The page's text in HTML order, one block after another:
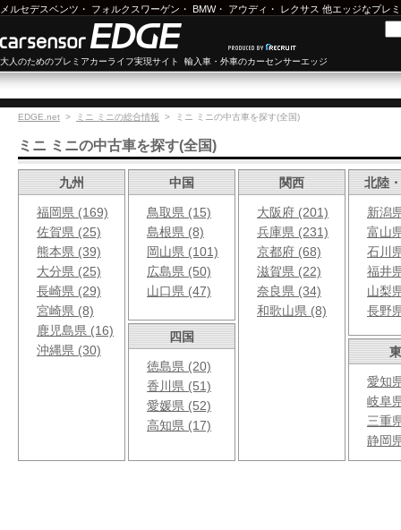
メルセデスベンツ ・ フォルクスワーゲン ・ BMW・ アウディ ・ レクサス 他エッジなプレ
大人のためのプレミアカーライフ実現サイト 輸入車・外車のカーセンサーエッジ
EDGE.net > ミニ ミニの総合情報 > ミニ ミニの中古車を探す(全国)
ミニ ミニの中古車を探す(全国)
九州
福岡県 (169)
佐賀県 (25)
熊本県 (39)
大分県 (25)
長崎県 (29)
宮崎県 (8)
鹿児島県 (16)
沖縄県 (30)
中国
鳥取県 (15)
島根県 (8)
岡山県 (101)
広島県 (50)
山口県 (47)
四国
徳島県 (20)
香川県 (51)
愛媛県 (52)
高知県 (17)
関西
大阪府 (201)
兵庫県 (231)
京都府 (68)
滋賀県 (22)
奈良県 (34)
和歌山県 (8)
北陸
新潟
富山
石川
福井
山梨
長野
愛知
岐阜
三重
静岡